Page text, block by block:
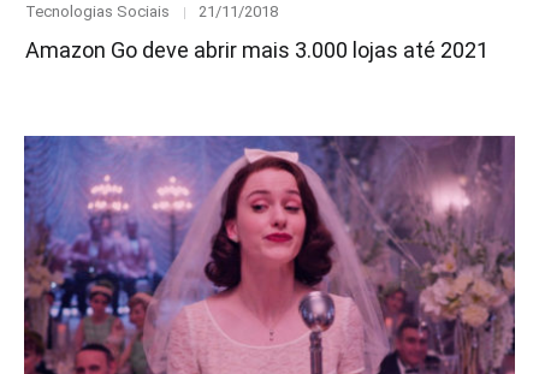
Category
Tecnologias Sociais
Posted
21/11/2018
Amazon Go deve abrir mais 3.000 lojas até 2021